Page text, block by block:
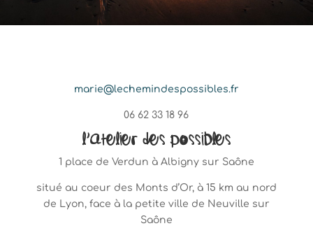
marie@lechemindespossibles.fr
06 62 33 18 96
L’Atelier des Possibles
1 place de Verdun à Albigny sur Saône
situé au coeur des Monts d’Or, à 15 km au nord
de Lyon, face à la petite ville de Neuville sur
Saône